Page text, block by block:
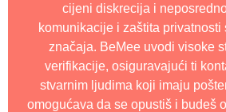
cijeni diskrecija i
komunikacije i zaštita privatnosti
značaja. BeMee uvodi visoke
verifikacije, osiguravajući ti
stvarnim ljudima koji imaju
omogućava da se opustiš i budeš